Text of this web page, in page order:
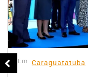
Em Caraguatatuba